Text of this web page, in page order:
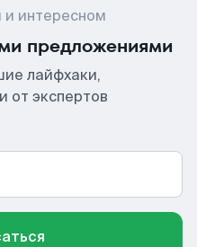
и интересном
предложениями
лайфхаки,
от экспертов